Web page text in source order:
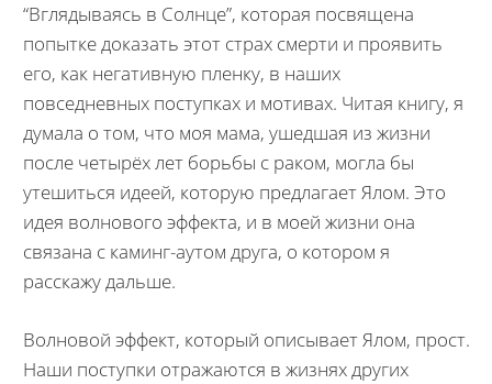
“Вглядываясь в Солнце”, которая посвящена
попытке доказать этот страх смерти и проявить
его, как негативную пленку, в наших
повседневных поступках и мотивах. Читая книгу, я
думала о том, что моя мама, ушедшая из жизни
после четырёх лет борьбы с раком, могла бы
утешиться идеей, которую предлагает Ялом. Это
идея волнового эффекта, и в моей жизни она
связана с каминг-аутом друга, о котором я
расскажу дальше.
Волновой эффект, который описывает Ялом, прост.
Наши поступки отражаются в жизнях других